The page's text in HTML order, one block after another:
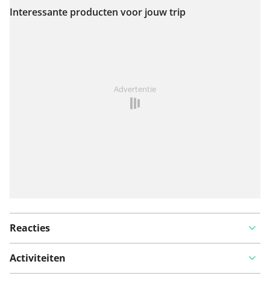
Bekijk op kaart
Interessante producten voor jouw trip
Advertentie
Reacties
Activiteiten